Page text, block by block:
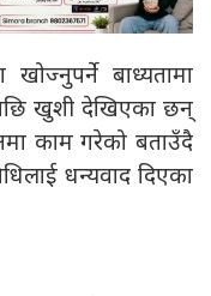
बाध्यतामा
खुशी देखिएका छन्
काम गरेको बताउँदै
धन्यवाद दिएका